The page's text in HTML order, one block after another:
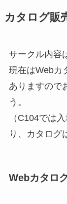
カタログ販
サークル内容
現在はWebカ
ありますので
う。
（C104では
り、カタログ
Webカタロ